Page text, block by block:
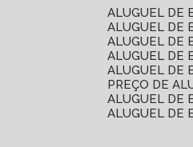
ALUGUEL DE
ALUGUEL
ALUGUEL DE
ALUGUEL
ALUGUEL DE
PREÇO DE
ALUGUEL DE
ALUGUEL